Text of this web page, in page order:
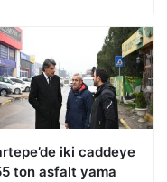
iki caddeye
ton asfalt yama